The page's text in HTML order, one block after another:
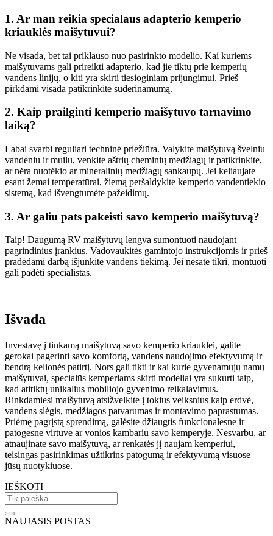
1. Ar man reikia specialaus adapterio kemperio
kriauklės maišytuvui?
Ne visada, bet tai priklauso nuo pasirinkto modelio. Kai kuriems
maišytuvams gali prireikti adapterio, kad jie tiktų prie kemperių
vandens linijų, o kiti yra skirti tiesioginiam prijungimui. Prieš
pirkdami visada patikrinkite suderinamumą.
2. Kaip prailginti kemperio maišytuvo tarnavimo
laiką?
Labai svarbi reguliari techninė priežiūra. Valykite maišytuvą švelniu
vandeniu ir muilu, venkite aštrių cheminių medžiagų ir patikrinkite,
ar nėra nuotėkio ar mineralinių medžiagų sankaupų. Jei keliaujate
esant žemai temperatūrai, žiemą peršaldykite kemperio vandentiekio
sistemą, kad išvengtumėte pažeidimų.
3. Ar galiu pats pakeisti savo kemperio maišytuvą?
Taip! Daugumą RV maišytuvų lengva sumontuoti naudojant
pagrindinius įrankius. Vadovaukitės gamintojo instrukcijomis ir prieš
pradėdami darbą išjunkite vandens tiekimą. Jei nesate tikri, montuoti
gali padėti specialistas.
Išvada
Investavę į tinkamą maišytuvą savo kemperio kriauklei, galite
gerokai pagerinti savo komfortą, vandens naudojimo efektyvumą ir
bendrą kelionės patirtį. Nors gali tikti ir kai kurie gyvenamųjų namų
maišytuvai, specialūs kemperiams skirti modeliai yra sukurti taip,
kad atitiktų unikalius mobiliojo gyvenimo reikalavimus.
Rinkdamiesi maišytuvą atsižvelkite į tokius veiksnius kaip erdvė,
vandens slėgis, medžiagos patvarumas ir montavimo paprastumas.
Priėmę pagrįstą sprendimą, galėsite džiaugtis funkcionalesne ir
patogesne virtuve ar vonios kambariu savo kemperyje. Nesvarbu, ar
atnaujinate savo maišytuvą, ar renkatės jį naujam kemperiui,
teisingas pasirinkimas užtikrins patogumą ir efektyvumą visuose
jūsų nuotykiuose.
IEŠKOTI
NAUJASIS POSTAS